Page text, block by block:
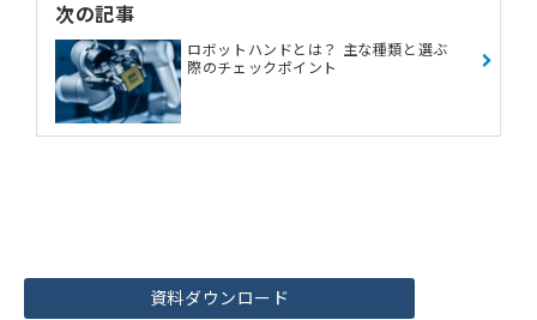
次の記事
ロボットハンドとは？ 主な種類と選ぶ
際のチェックポイント
資料ダウンロード